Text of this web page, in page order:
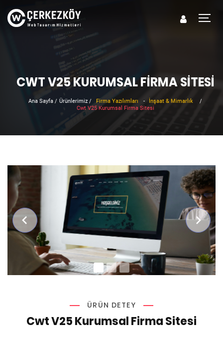
CWT V25 KURUMSAL FIRMA SITESI
Ana Sayfa / Ürünlerimiz / Firma Yazılımları - İnşaat & Mimarlık
/
Cwt V25 Kurumsal Firma Sitesi
ÜRÜN DETEY
Cwt V25 Kurumsal Firma Sitesi